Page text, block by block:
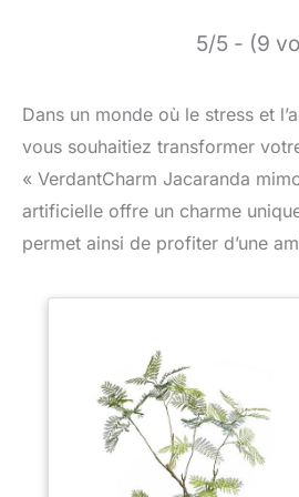
5/5 - (9
Dans un monde où le stress et
vous souhaitiez transformer
« VerdantCharm Jacaranda
artificielle offre un charme
permet ainsi de profiter d’une